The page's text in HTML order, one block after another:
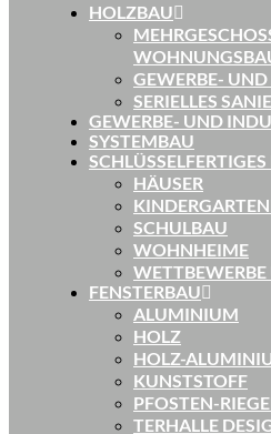
HOLZBAU
GEWERBE-
SERIELLES
GEWERBE- UND
SYSTEMBAU
HÄUSER
SCHULBAU
WOHNHEIME
FENSTERBAU
ALUMINIUM
HOLZ
HOLZ-
KUNSTSTOFF
PFOSTEN-
TERHALLE